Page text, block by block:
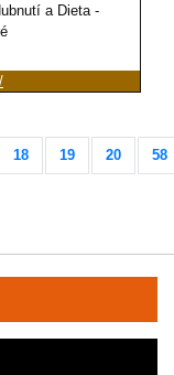
a Dieta -
18 19 20 58